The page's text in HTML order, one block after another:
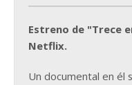
Estreno de "Trece
Netflix.
Un documental en él